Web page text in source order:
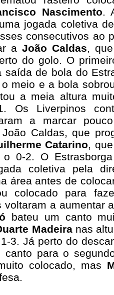
Nascimento.
jogada coletiva
consecutivos ao
a João Caldas,
do golo. O
saída de bola do
meio e a bola
a meia altura
Liverpinos
a marcar
Caldas, que
Catarino,
o 0-2. O
coletiva pela
área antes de
colocado para
voltaram a aumentar
bateu um canto
Madeiranas
3. Já perto do
para o
colocado, mas